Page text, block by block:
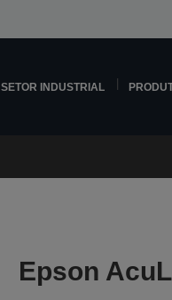
SETOR INDUSTRIAL
Epson